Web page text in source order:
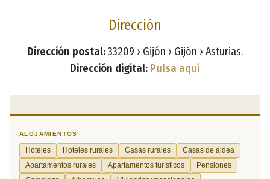
Dirección
Dirección postal:33209 › Gijón › Gijón › Asturias.
Dirección digital: Pulsa aquí